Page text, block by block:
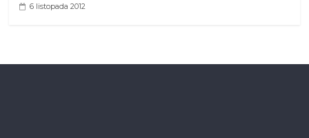
6 listopada 2012